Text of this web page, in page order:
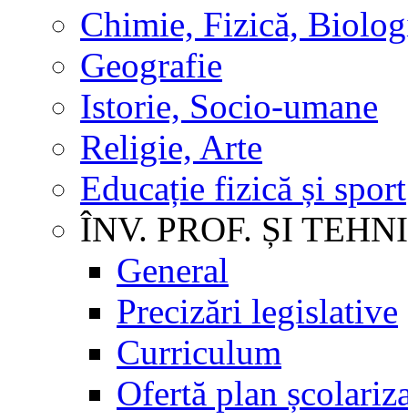
Chimie, Fizică,
Geografie
Istorie, Socio-umane
Religie, Arte
Educație fizică și sport
ÎNV. PROF. ȘI
General
Precizări legislative
Curriculum
Ofertă plan